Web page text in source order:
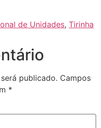
de Unidades, Tirinha
publicado. Campos
*